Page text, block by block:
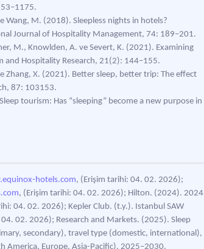
Wang, M. (2018). Sleepless nights in hotels?
Journal of Hospitality Management, 74: 189–201.
M., Knowlden, A. ve Severt, K. (2021). Examining
and Hospitality Research, 21(2): 144–155.
Zhang, X. (2021). Better sleep, better trip: The effect
87: 103153.
Sleep tourism: Has “sleeping” become a new purpose in
hotels.com, (Erişim tarihi: 04. 02. 2026);
, (Erişim tarihi: 04. 02. 2026); Hilton. (2024). 2024
04. 02. 2026); Kepler Club. (t.y.). Istanbul SAW
02. 2026); Research and Markets. (2025). Sleep
secondary), travel type (domestic, international),
Europe, Asia-Pacific), 2025–2030.